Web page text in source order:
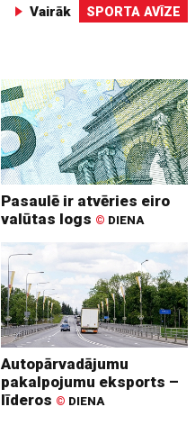
Vairāk SPORTA AVĪZE
Pasaulē ir atvēries eiro
valūtas logs © DIENA
Autopārvadājumu
pakalpojumu eksports –
līderos © DIENA